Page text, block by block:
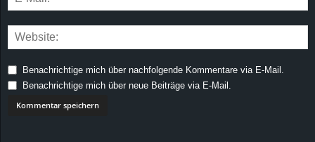
Benachrichtige mich über nachfolgende Kommentare via E-Mail.
Benachrichtige mich über neue Beiträge via E-Mail.